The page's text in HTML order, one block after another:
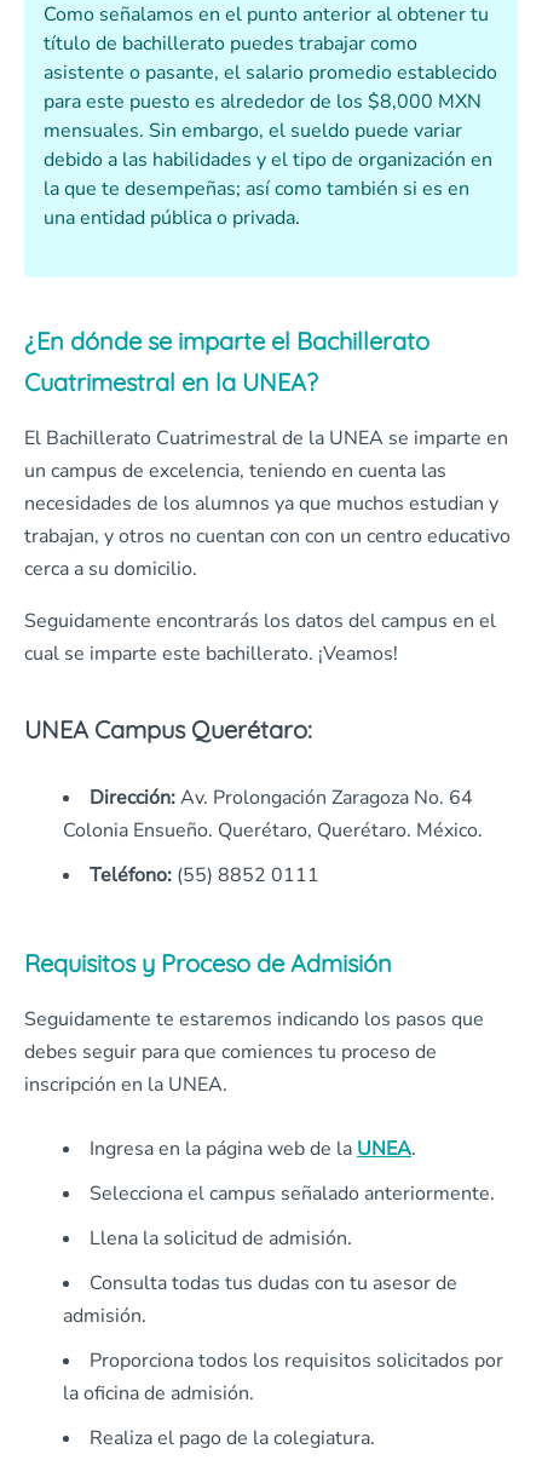
Como señalamos en el punto anterior al obtener tu
título de bachillerato puedes trabajar como
asistente o pasante, el salario promedio establecido
para este puesto es alrededor de los $8,000 MXN
mensuales. Sin embargo, el sueldo puede variar
debido a las habilidades y el tipo de organización en
la que te desempeñas; así como también si es en
una entidad pública o privada.
¿En dónde se imparte el Bachillerato
Cuatrimestral en la UNEA?
El Bachillerato Cuatrimestral de la UNEA se imparte en
un campus de excelencia, teniendo en cuenta las
necesidades de los alumnos ya que muchos estudian y
trabajan, y otros no cuentan con con un centro educativo
cerca a su domicilio.
Seguidamente encontrarás los datos del campus en el
cual se imparte este bachillerato. ¡Veamos!
UNEA Campus Querétaro:
Dirección:Av. Prolongación Zaragoza No. 64
Colonia Ensueño. Querétaro, Querétaro. México.
Teléfono: (55) 8852 0111
Requisitos y Proceso de Admisión
Seguidamente te estaremos indicando los pasos que
debes seguir para que comiences tu proceso de
inscripción en la UNEA.
Ingresa en la página web de la UNEA.
Selecciona el campus señalado anteriormente.
Llena la solicitud de admisión.
Consulta todas tus dudas con tu asesor de
admisión.
Proporciona todos los requisitos solicitados por
la oficina de admisión.
Realiza el pago de la colegiatura.